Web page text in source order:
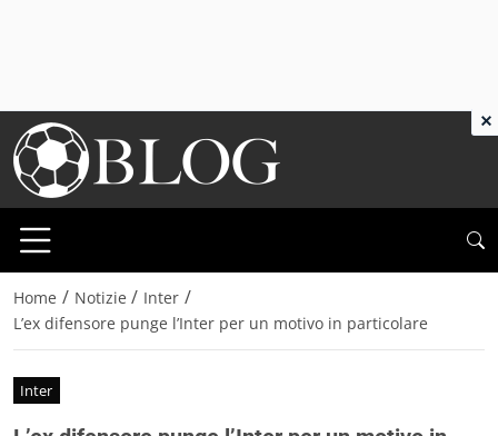
Home / Notizie / Inter /
L’ex difensore punge l’Inter per un motivo in particolare
Inter
×